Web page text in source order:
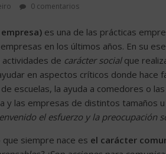
0 comentarios
es una de las prácticas
en los últimos años. En su
de carácter socialque
en aspectos críticos donde hace
escuelas, la ayuda a comedores o
y las empresas de distintos tamaños
el esfuerzo y la preocupación
siempre nace es el carácter